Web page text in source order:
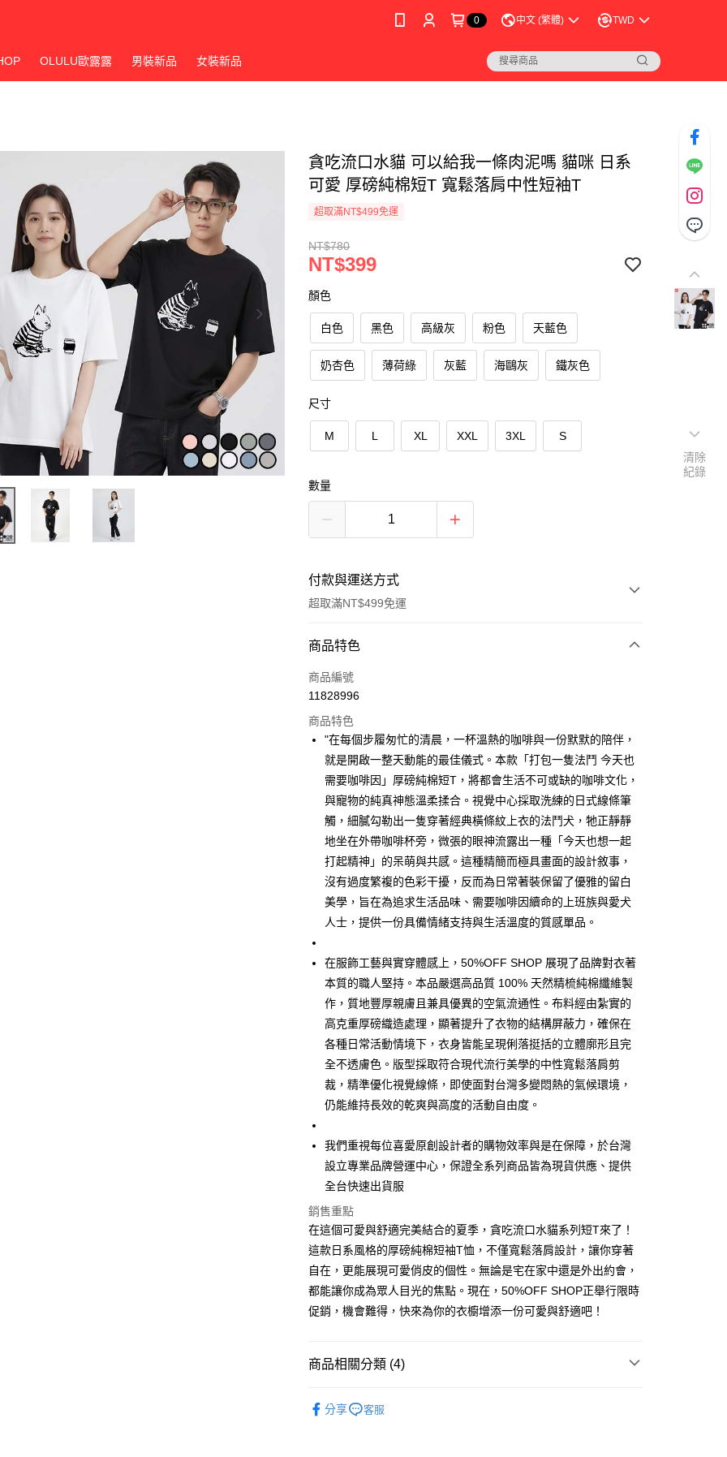
0 中文 (繁體) TWD
OLULU歐露露 男裝新品 女裝新品
貪吃流口水貓 可以給我一條肉泥嗎 貓咪 日系
可愛 厚磅純棉短T 寬鬆落肩中性短袖T
超取滿NT$499免運
NT$780
NT$399
顏色
白色 黑色 高級灰 粉色 天藍色
奶杏色 薄荷綠 灰藍 海鷗灰 鐵灰色
尺寸
M L XL XXL 3XL S
數量
付款與運送方式
超取滿NT$499免運
付款方式
信用卡一次付款
LINE Pay
Apple Pay
街口支付
悠遊付
Google Pay
全盈+PAY
大哥付你分期
1.本服務由台灣大哥大提供，台灣大哥大用戶可立即使用無須另外申請。
2.付款方式選擇「大哥付你分期」，訂單成立後會自動跳轉到大哥付的交易
完成交易。
3.實際核准額度、可分期數及費用金額請依後續交易確認頁面所載為準。
4.訂單成立30分鐘內，如未前往確認交易或遇審核未通過，訂單將自動取
消。如遇「轉專審核」未通過狀況，表示未達大哥付你分期系統評分，恕
無法說明評估內容。
【繳款方式說明】
醒簡訊。
2.透過簡訊連結打開帳單後，可選擇「超商條碼／台灣大直營門市／銀行轉
帳／街口支付／iPASS MONEY」等通路繳費。
【注意事項】
1.本服務係由「台灣大哥大股份有限公司」（以下簡稱本公司）所提供，讓
款買賣價金債權讓與本公司後，依約使用本公司帳單繳交帳款。
2.基於同意付款使用「大哥付你分期」之契約關係目的，商店將以您的個人
資料（包含姓名、電話或地址）提供予台灣大哥大進項蒐集、處理及利
用，由本公司與您本人進行分期帳單所需資料之確認、核對及更正。
3.完整用戶服務條款，請詳閱以下連結：https://oppay.tw/userRule
AFTEE先享後付
相關說明
【關於「AFTEE先享後付」】
AFTEE先享後付是「在收到商品之後才付款」的支付方式。 讓您購物簡單
便利好安心！
１．簡單：不需註冊會員、不需綁卡、不需儲值。
３．安心：先確認商品／服務後，再付款。
【「AFTEE先享後付」結帳流程】
１．於結帳方式選擇「AFTEE先享後付」後，將跳轉至「AFTEE先享後
付」結帳頁面，進行簡訊認證並確認金額後，即可完成結帳。
２．訂單成立數日內，您將收到繳費通知簡訊。
３．收到繳費通知簡訊後14天內，點擊此簡訊中的連結，可透過四大超商
／ATM／網路銀行／等多元方式進行付款，方視為交易完成。
※ 請注意：結帳手續完成當下不需立刻繳費，但若您需要取消訂單，請聯
先享後付繳納相關費用。
※ 交易是否成功請以「AFTEE先享後付 」之結帳頁面顯示為準，若有關於
是否繳費成功／繳費後需取消欲退款等相關疑問，請聯繫「AFTEE先享後
【注意事項】
１．透過由恩沛科技股份有限公司提供之「AFTEE先享後付」服務完成之
交易，需依本服務之必要範圍內提供個人資料，並將交易相關給付款項請
https://aftee.tw/terms/#terms3
任。
ATM付款
運送方式
全家取貨付款
每筆NT$45
付款 後全家取貨
每筆NT$45
7-11取貨付款
每筆NT$45，滿NT$499(含以上)免運費
付款 後7-11取貨
每筆NT$45，滿NT$499(含以上)免運費
宅配
每筆NT$70，滿NT$499(含以上)免運費
商品特色
商品編號
11828996
商品特色
"在每個步履匆忙的清晨，一杯溫熱的咖啡與一份默默的陪伴，
就是開啟一整天動能的最佳儀式。本款「打包一隻法鬥 今天也
需要咖啡因」厚磅純棉短T，將都會生活不可或缺的咖啡文化，
與寵物的純真神態溫柔揉合。視覺中心採取洗練的日式線條筆
觸，細膩勾勒出一隻穿著經典橫條紋上衣的法鬥犬，牠正靜靜
地坐在外帶咖啡杯旁，微張的眼神流露出一種「今天也想一起
打起精神」的呆萌與共感。這種精簡而極具畫面的設計敘事，
沒有過度繁複的色彩干擾，反而為日常著裝保留了優雅的留白
美學，旨在為追求生活品味、需要咖啡因續命的上班族與愛犬
人士，提供一份具備情緒支持與生活溫度的質感單品。
在服飾工藝與實穿體感上，50%OFF SHOP 展現了品牌對衣著
本質的職人堅持。本品嚴選高品質 100% 天然精梳純棉纖維製
作，質地豐厚親膚且兼具優異的空氣流通性。布料經由紮實的
高克重厚磅織造處理，顯著提升了衣物的結構屏蔽力，確保在
各種日常活動情境下，衣身皆能呈現俐落挺括的立體廓形且完
全不透膚色。版型採取符合現代流行美學的中性寬鬆落肩剪
裁，精準優化視覺線條，即使面對台灣多變悶熱的氣候環境，
仍能維持長效的乾爽與高度的活動自由度。
我們重視每位喜愛原創設計者的購物效率與是在保障，於台灣
設立專業品牌營運中心，保證全系列商品皆為現貨供應、提供
全台快速出貨服
銷售重點
在這個可愛與舒適完美結合的夏季，貪吃流口水貓系列短T來了！
這款日系風格的厚磅純棉短袖T恤，不僅寬鬆落肩設計，讓你穿著
自在，更能展現可愛俏皮的個性。無論是宅在家中還是外出約會，
都能讓你成為眾人目光的焦點。現在，50%OFF SHOP正舉行限時
促銷，機會難得，快來為你的衣櫥增添一份可愛與舒適吧！
商品相關分類 (4)
分享 客服
清除
紀錄